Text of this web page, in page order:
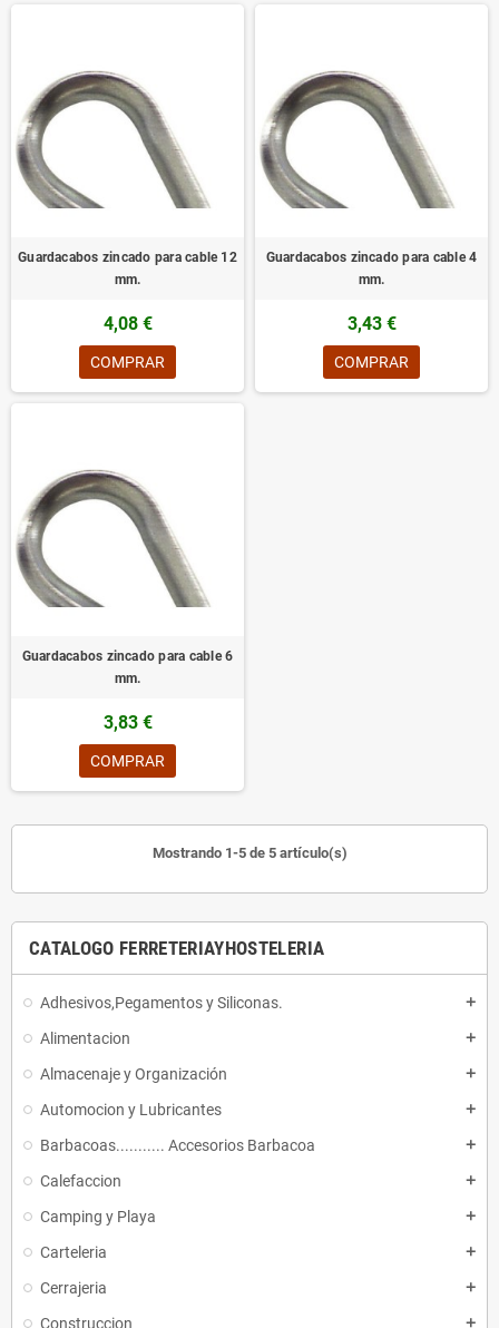
CATALOGO FERRETERIAYHOSTELERIA
Adhesivos,Pegamentos y Siliconas. add
Alimentacion add
Almacenaje y Organización add
Automocion y Lubricantes add
Barbacoas........... Accesorios Barbacoa add
Calefaccion add
Camping y Playa add
Carteleria add
Cerrajeria add
Construccion add
Guardacabos zincado para cable 12
mm.
4,08 €
COMPRAR
Guardacabos zincado para cable 4
mm.
3,43 €
COMPRAR
Guardacabos zincado para cable 6
mm.
3,83 €
COMPRAR
Mostrando 1-5 de 5 artículo(s)